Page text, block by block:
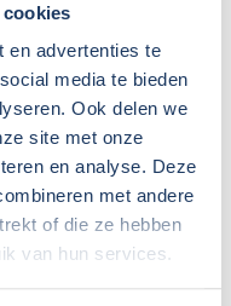
en advertenties te
media te bieden
Ook delen we
site met onze
en analyse. Deze
met andere
of die ze hebben
van hun services.
één van onze
en aanpassingen
voor Sunlight,